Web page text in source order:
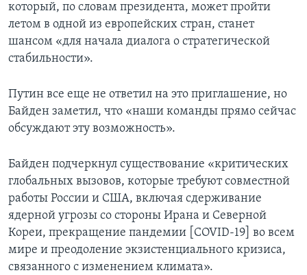
который, по словам президента, может пройти
летом в одной из европейских стран, станет
шансом «для начала диалога о стратегической
стабильности».
Путин все еще не ответил на это приглашение, но
Байден заметил, что «наши команды прямо сейчас
обсуждают эту возможность».
Байден подчеркнул существование «критических
глобальных вызовов, которые требуют совместной
работы России и США, включая сдерживание
ядерной угрозы со стороны Ирана и Северной
Кореи, прекращение пандемии [COVID-19] во всем
мире и преодоление экзистенциального кризиса,
связанного с изменением климата».